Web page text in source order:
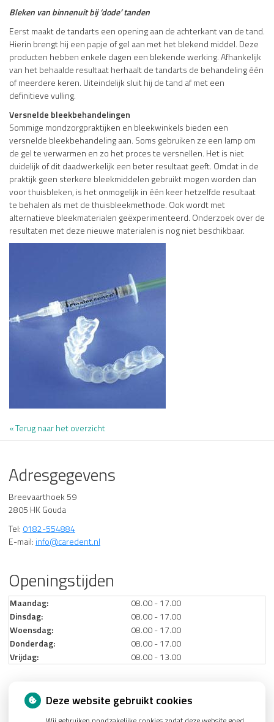
Bleken van binnenuit bij ‘dode’ tanden
Eerst maakt de tandarts een opening aan de achterkant van de tand.
Hierin brengt hij een papje of gel aan met het blekend middel. Deze
producten hebben enkele dagen een blekende werking. Afhankelijk
van het behaalde resultaat herhaalt de tandarts de behandeling één
of meerdere keren. Uiteindelijk sluit hij de tand af met een
definitieve vulling.
Versnelde bleekbehandelingen
Sommige mondzorgpraktijken en bleekwinkels bieden een
versnelde bleekbehandeling aan. Soms gebruiken ze een lamp om
de gel te verwarmen en zo het proces te versnellen. Het is niet
duidelijk of dit daadwerkelijk een beter resultaat geeft. Omdat in de
praktijk geen sterkere bleekmiddelen gebruikt mogen worden dan
voor thuisbleken, is het onmogelijk in één keer hetzelfde resultaat
te behalen als met de thuisbleekmethode. Ook wordt met
alternatieve bleekmaterialen geëxperimenteerd. Onderzoek over de
resultaten met deze nieuwe materialen is nog niet beschikbaar.
« Terug naar het overzicht
Adresgegevens
Breevaarthoek 59
2805 HK Gouda
Tel: 0182-554884
E-mail: info@caredent.nl
Openingstijden
Maandag:
08.00 - 17.00
Dinsdag:
08.00 - 17.00
Woensdag:
08.00 - 17.00
Donderdag:
08.00 - 17.00
Vrijdag:
08.00 - 13.00
NieuwsDeze website gebruikt cookies